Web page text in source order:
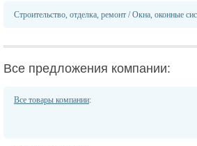
Строительство, отделка, ремонт /Окна, оконные
Все предложения компании:
Все товары компании: